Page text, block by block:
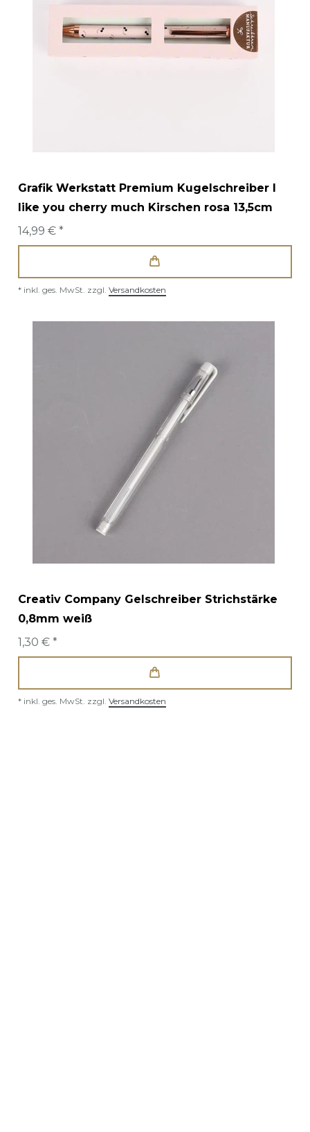
Grafik Werkstatt Premium Kugelschreiber I
like you cherry much Kirschen rosa 13,5cm
14,99 € *
* inkl. ges. MwSt. zzgl. Versandkosten
Creativ Company Gelschreiber Strichstärke
0,8mm weiß
1,30 € *
* inkl. ges. MwSt. zzgl. Versandkosten